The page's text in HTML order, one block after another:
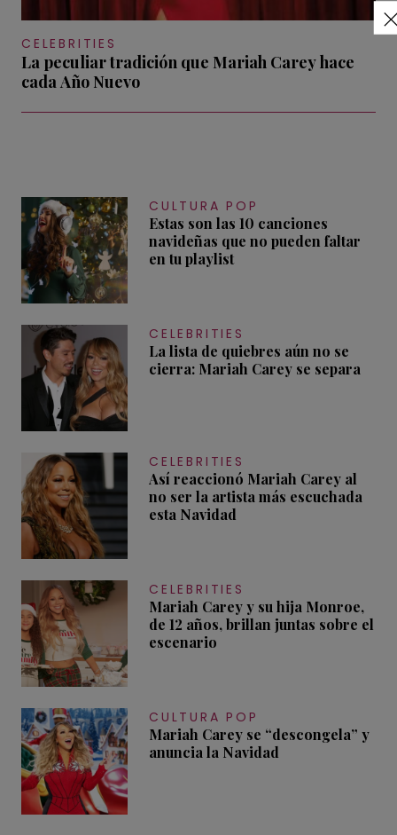
CELEBRITIES
La peculiar tradición que Mariah Carey hace
cada Año Nuevo
CULTURA POP
Estas son las 10 canciones
navideñas que no pueden faltar
en tu playlist
CELEBRITIES
La lista de quiebres aún no se
cierra: Mariah Carey se separa
CELEBRITIES
Así reaccionó Mariah Carey al
no ser la artista más escuchada
esta Navidad
CELEBRITIES
Mariah Carey y su hija Monroe,
de 12 años, brillan juntas sobre el
escenario
CULTURA POP
Mariah Carey se “descongela” y
anuncia la Navidad